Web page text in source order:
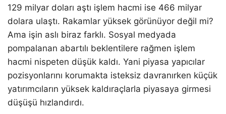
129 milyar doları aştı işlem hacmi ise 466 milyar
dolara ulaştı. Rakamlar yüksek görünüyor değil mi?
Ama işin aslı biraz farklı. Sosyal medyada
pompalanan abartılı beklentilere rağmen işlem
hacmi nispeten düşük kaldı. Yani piyasa yapıcılar
pozisyonlarını korumakta isteksiz davranırken küçük
yatırımcıların yüksek kaldıraçlarla piyasaya girmesi
düşüşü hızlandırdı.